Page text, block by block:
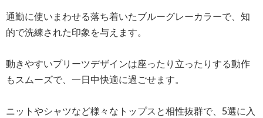
通勤に使いまわせる落ち着いたブルーグレーカラーで、知
的で洗練された印象を与えます。
動きやすいプリーツデザインは座ったり立ったりする動作
もスムーズで、一日中快適に過ごせます。
ニットやシャツなど様々なトップスと相性抜群で、5選に入